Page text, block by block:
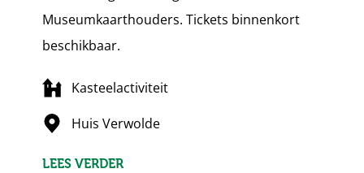
Museumkaarthouders. Tickets binnenkort
beschikbaar.
Kasteelactiviteit
Huis Verwolde
LEES VERDER